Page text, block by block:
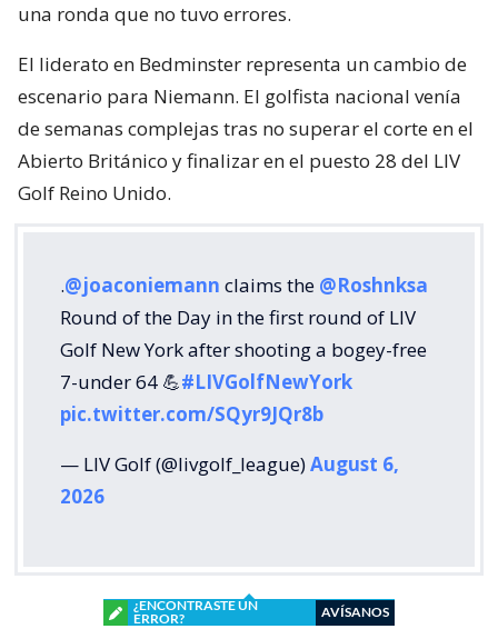
una ronda que no tuvo errores.
El liderato en Bedminster representa un cambio de
escenario para Niemann. El golfista nacional venía
de semanas complejas tras no superar el corte en el
Abierto Británico y finalizar en el puesto 28 del LIV
Golf Reino Unido.
.@joaconiemann claims the @Roshnksa
Round of the Day in the first round of LIV
Golf New York after shooting a bogey-free
7-under 64 💪#LIVGolfNewYork
pic.twitter.com/SQyr9JQr8b
— LIV Golf (@livgolf_league)August 6,
2026
¿ENCONTRASTE UN
ERROR?
AVÍSANOS